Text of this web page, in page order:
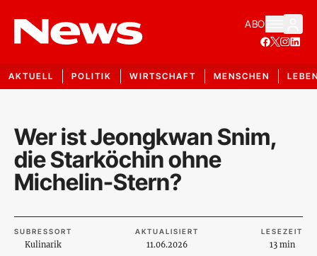
ABO
AKTUELL POLITIK WIRTSCHAFT MENSCHEN
Wer ist Jeongkwan Snim,
die Starköchin ohne
Michelin-Stern?
SUBRESSORT
Kulinarik
AKTUALISIERT
11.06.2026
LESEZEIT
13 min